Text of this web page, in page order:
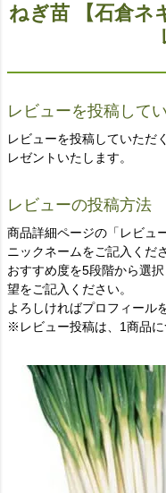
ねぎ苗 【石倉ネ
レビューを投稿して
レビューを投稿していただ
レゼントいたします。
レビューの投稿方法
商品詳細ページの「レビュ
ニックネームをご記入くだ
おすすめ度を5段階から選
望をご記入ください。
よろしければプロフィール
※レビュー投稿は、1商品に